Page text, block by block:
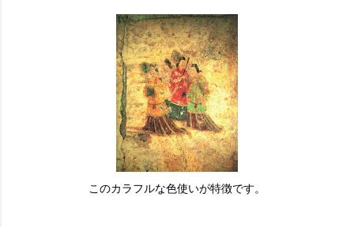
このカラフルな色使いが特徴です。